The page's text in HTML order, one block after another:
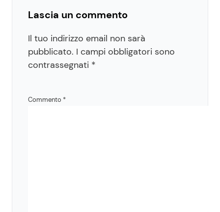
Lascia un commento
Il tuo indirizzo email non sarà
pubblicato. I campi obbligatori sono
contrassegnati *
Commento *